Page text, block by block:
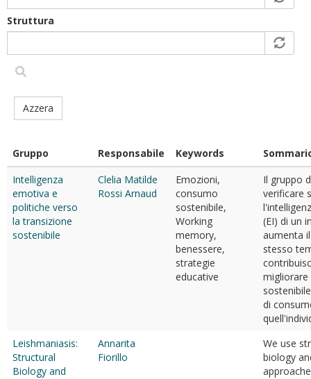
Struttura
Azzera
Gruppo Responsabile Keywords
Intelligenza
emotiva e
politiche verso
la transizione
sostenibile
Clelia Matilde
Rossi Arnaud
Emozioni,
consumo
sostenibile,
Working
memory,
benessere,
strategie
educative
Il gruppo
verificare
(EI) di un
aumenta
stesso
di
Leishmaniasis:
Structural
Biology and
Annarita
Fiorillo
We use
biology